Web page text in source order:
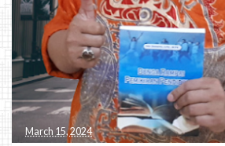
March 15, 2024